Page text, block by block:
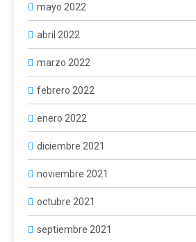
mayo 2022
abril 2022
marzo 2022
febrero 2022
enero 2022
diciembre 2021
noviembre 2021
octubre 2021
septiembre 2021